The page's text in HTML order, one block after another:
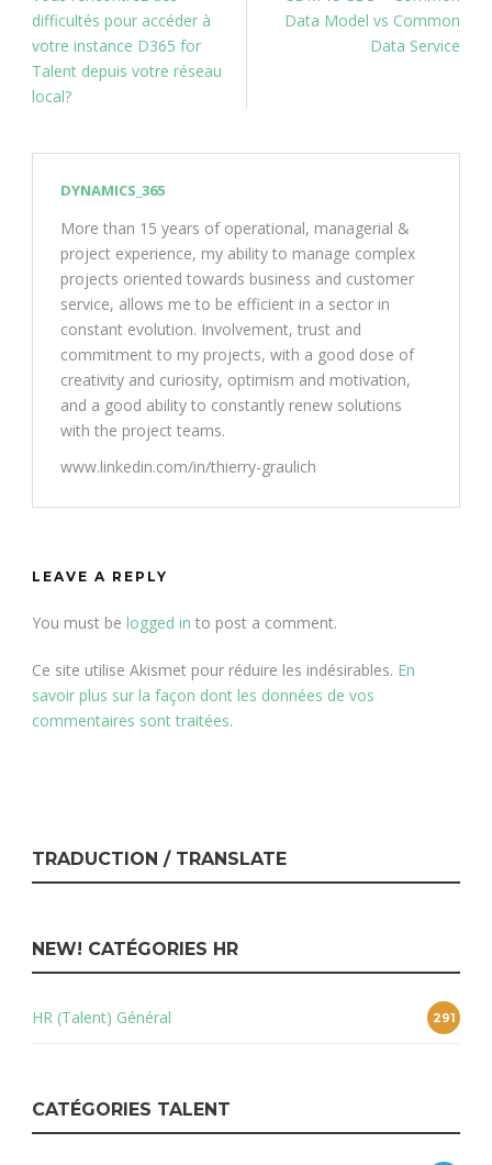
difficultés pour accéder à
votre instance D365 for
Talent depuis votre réseau
local?
Data Model vs Common
Data Service
DYNAMICS_365
More than 15 years of operational, managerial &
project experience, my ability to manage complex
projects oriented towards business and customer
service, allows me to be efficient in a sector in
constant evolution. Involvement, trust and
commitment to my projects, with a good dose of
creativity and curiosity, optimism and motivation,
and a good ability to constantly renew solutions
with the project teams.
www.linkedin.com/in/thierry-graulich
LEAVE A REPLY
You must be logged in to post a comment.
Ce site utilise Akismet pour réduire les indésirables. En
savoir plus sur la façon dont les données de vos
commentaires sont traitées.
TRADUCTION / TRANSLATE
NEW! CATÉGORIES HR
HR (Talent) Général 291
CATÉGORIES TALENT